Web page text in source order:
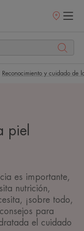
Puntos
Reconocimiento y cuidado de
piel
es importante,
nutrición,
¡sobre todo,
para
el cuidado